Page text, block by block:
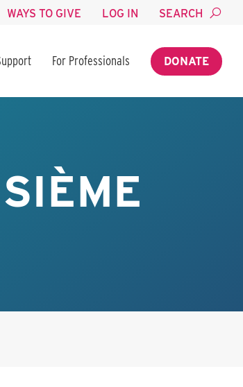
WAYS TO GIVE LOG IN SEARCH
For Professionals DONATE